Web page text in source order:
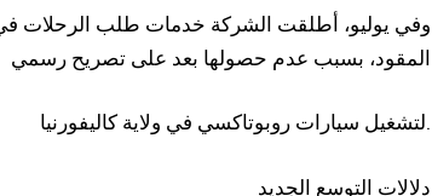
وفي يوليو، أطلقت الشركة خدمات طلب الرحلات
المقود، بسبب عدم حصولها بعد على تصريح رسمي
لتشغيل سيارات روبوتاكسي في ولاية كاليفورنيا.
دلالات التوسع الجديد